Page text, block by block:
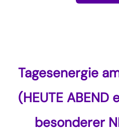
Tagesenergie
(HEUTE
besonderer